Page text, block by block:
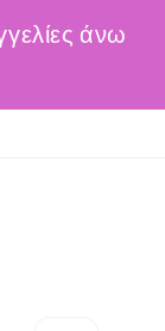
άνω